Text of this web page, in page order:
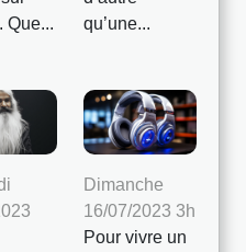
Que...
qu’une...
Dimanche
16/07/2023 3h
Pour vivre un